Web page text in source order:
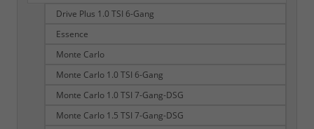
Drive Plus 1.0 TSI 6-Gang
Essence
Monte Carlo
Monte Carlo 1.0 TSI 6-Gang
Monte Carlo 1.0 TSI 7-Gang-DSG
Monte Carlo 1.5 TSI 7-Gang-DSG